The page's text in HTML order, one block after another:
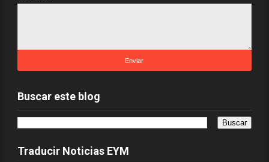
Buscar este blog
Traducir Noticias EYM